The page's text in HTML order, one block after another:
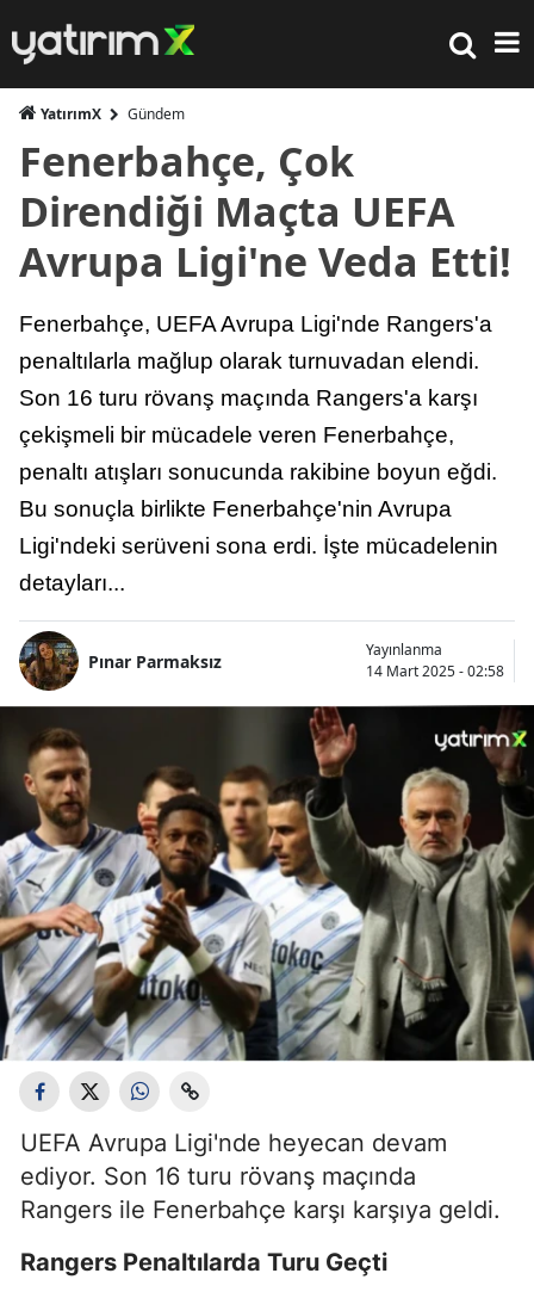
YatırımX Gündem
Fenerbahçe, Çok
Direndiği Maçta UEFA
Avrupa Ligi'ne Veda Etti!
Fenerbahçe, UEFA Avrupa Ligi'nde Rangers'a
penaltılarla mağlup olarak turnuvadan elendi.
Son 16 turu rövanş maçında Rangers'a karşı
çekişmeli bir mücadele veren Fenerbahçe,
penaltı atışları sonucunda rakibine boyun eğdi.
Bu sonuçla birlikte Fenerbahçe'nin Avrupa
Ligi'ndeki serüveni sona erdi. İşte mücadelenin
detayları...
Pınar Parmaksız
Yayınlanma
14 Mart 2025 - 02:58
UEFA Avrupa Ligi'nde heyecan devam
ediyor. Son 16 turu rövanş maçında
Rangers ile Fenerbahçe karşı karşıya geldi.
Rangers Penaltılarda Turu Geçti